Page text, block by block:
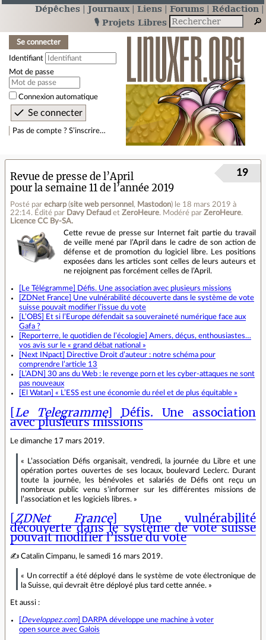
Dépêches Journaux Liens Forums
Rédaction
🎙️ Projets Libres
Se connecter
Identifiant
Mot de passe
Connexion automatique
Pas de compte ? S’inscrire…
Revue de presse de l’April
pour la semaine 11 de l’année 2019
Posté par echarp(site web personnel , Mastodon) le 18 mars 2019 à
22:14. Édité par Davy Defaud et ZeroHeure. Modéré par ZeroHeure.
Licence CC By‑SA.
19
Cette revue de presse sur Internet fait partie du travail
de veille mené par l’April dans le cadre de son action de
défense et de promotion du logiciel libre. Les positions
exposées dans les articles sont celles de leurs auteurs et
ne rejoignent pas forcément celles de l’April.
[Le Télégramme] Défis. Une association avec plusieurs missions
[ZDNet France] Une vulnérabilité découverte dans le système de vote
suisse pouvait modifier l’issue du vote
[L’OBS] Et si l’Europe défendait sa souveraineté numérique face aux
Gafa ?
[Reporterre, le quotidien de l’écologie] Amers, déçus, enthousiastes…
vos avis sur le « grand débat national »
[Next INpact] Directive Droit d’auteur : notre schéma pour
comprendre l’article 13
[L’ADN] 30 ans du Web : le revenge porn et les cyber‐attaques ne sont
pas nouveaux
[El Watan] « L’ESS est une économie du réel et de plus équitable »
[Le Telegramme] Défis. Une association
avec plusieurs missions
Le dimanche 17 mars 2019.
« L’association Défis organisait, vendredi, la journée du Libre et une
opération portes ouvertes de ses locaux, boulevard Leclerc. Durant
toute la journée, les bénévoles et salariés de Défis ont reçu un
nombreux public venu s’informer sur les différentes missions de
l’association et les logiciels libres. »
[ZDNet France] Une vulnérabilité
découverte dans le système de vote suisse
pouvait modifier l’issue du vote
✍ Catalin Cimpanu, le samedi 16 mars 2019.
« Un correctif a été déployé dans le système de vote électronique de
la Suisse, qui devrait être déployé plus tard cette année. »
Et aussi :
Developpez.com ] DARPA développe une machine à voter
open source avec Galois